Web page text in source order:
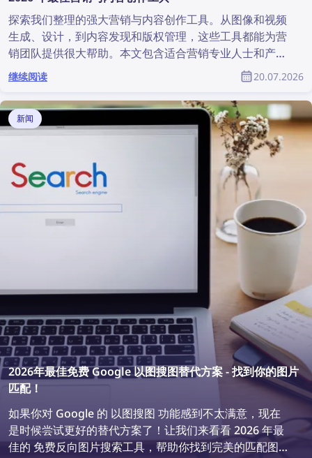
探索我们整理的强大营销与内容创作工具。从图像和视频
生成、设计，到内容发现和版权管理，这些工具都能为营
销团队提供很大帮助。本文包含适合营销专业人士和产品
设计师的最佳营销与内容创作工具完整列表。
继续阅读 20.07.2026
新闻
2026年最佳免费 Google 以图搜图替代方案 - 找到你的图片
匹配！
如果你对 Google 的 以图搜图 功能感到不太满意，现在
是时候尝试更好的替代方案了！让我们来看看 2026 年最
佳的 免费反向图片搜索工具，帮助你找到完美的匹配图